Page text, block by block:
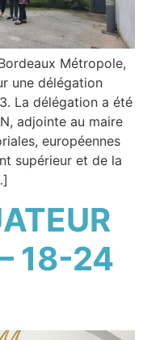
Métropole,
une délégation
La délégation a été
adjointe au maire
européennes
supérieur et de la
18-24